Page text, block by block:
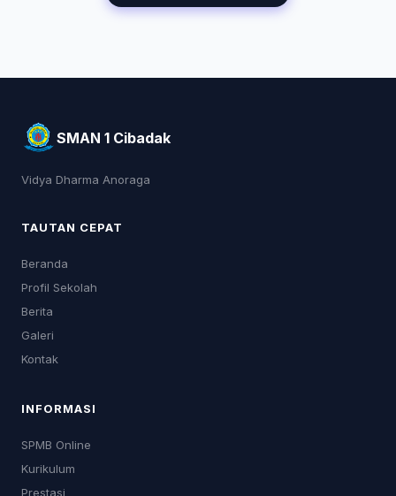
SMAN 1 Cibadak
Vidya Dharma Anoraga
TAUTAN CEPAT
Beranda
Profil Sekolah
Berita
Galeri
Kontak
INFORMASI
SPMB Online
Kurikulum
Prestasi